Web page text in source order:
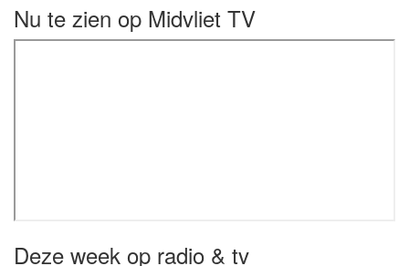
Nu te zien op Midvliet TV
Deze week op radio & tv